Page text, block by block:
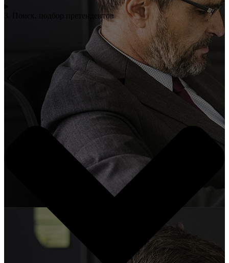
3. Поиск, подбор претендентов